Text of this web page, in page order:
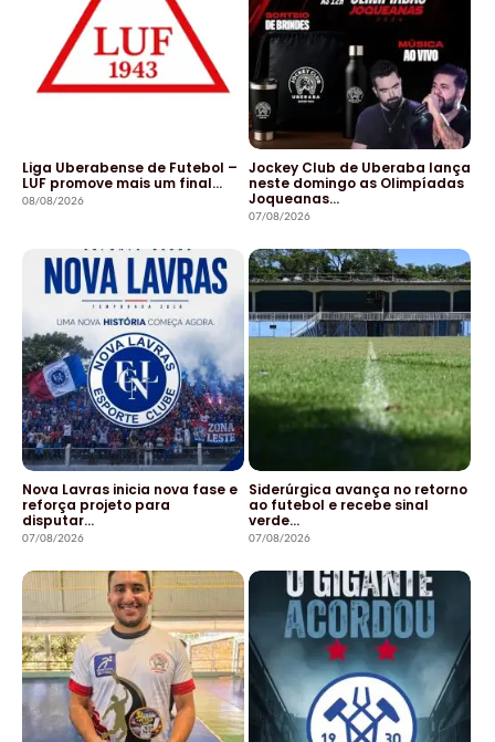
Liga Uberabense de Futebol –
LUF promove mais um final…
08/08/2026
Jockey Club de Uberaba lança
neste domingo as Olimpíadas
Joqueanas…
07/08/2026
Nova Lavras inicia nova fase e
reforça projeto para
disputar…
07/08/2026
Siderúrgica avança no retorno
ao futebol e recebe sinal
verde…
07/08/2026